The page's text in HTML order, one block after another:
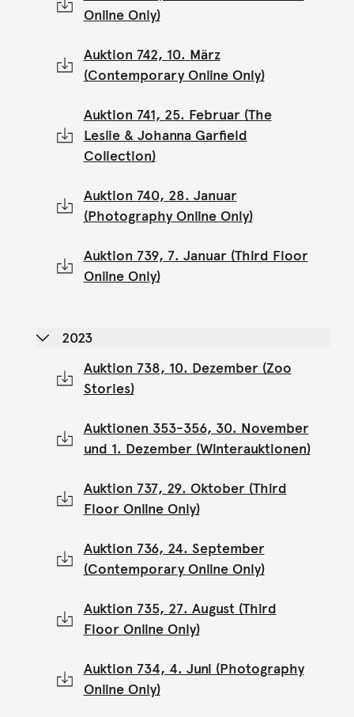
Online Only)
Auktion 742, 10. März
(Contemporary Online Only)
Auktion 741, 25. Februar (The
Leslie & Johanna Garfield
Collection)
Auktion 740, 28. Januar
(Photography Online Only)
Auktion 739, 7. Januar (Third Floor
Online Only)
2023
Auktion 738, 10. Dezember (Zoo
Stories)
Auktionen 353-356, 30. November
und 1. Dezember (Winterauktionen)
Auktion 737, 29. Oktober (Third
Floor Online Only)
Auktion 736, 24. September
(Contemporary Online Only)
Auktion 735, 27. August (Third
Floor Online Only)
Auktion 734, 4. Juni (Photography
Online Only)